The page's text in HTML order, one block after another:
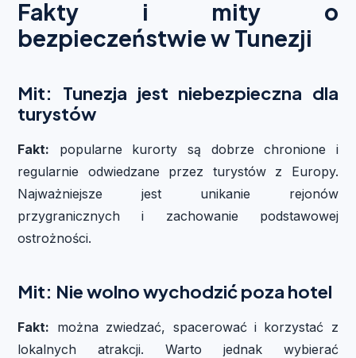
Fakty i mity o
bezpieczeństwie w Tunezji
Mit: Tunezja jest niebezpieczna dla
turystów
Fakt: popularne kurorty są dobrze chronione i
regularnie odwiedzane przez turystów z Europy.
Najważniejsze jest unikanie rejonów
przygranicznych i zachowanie podstawowej
ostrożności.
Mit: Nie wolno wychodzić poza hotel
Fakt: można zwiedzać, spacerować i korzystać z
lokalnych atrakcji. Warto jednak wybierać